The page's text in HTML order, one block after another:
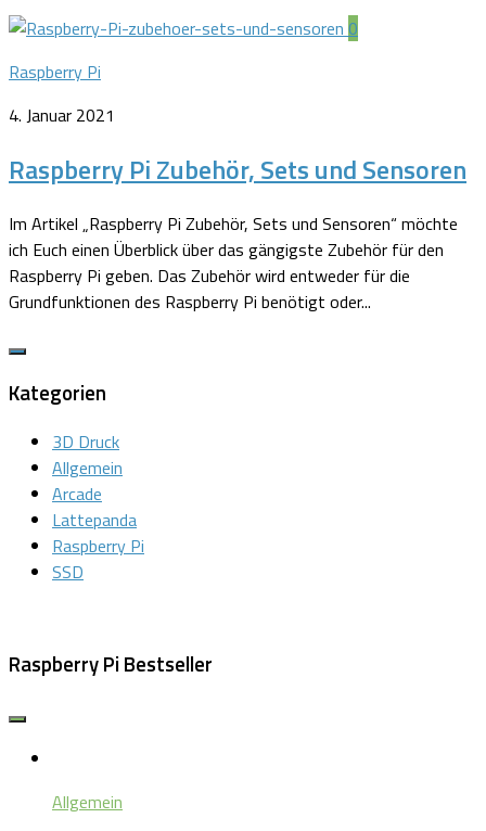
0
Raspberry Pi
4. Januar 2021
Raspberry Pi Zubehör, Sets und Sensoren
Im Artikel „Raspberry Pi Zubehör, Sets und Sensoren“ möchte
ich Euch einen Überblick über das gängigste Zubehör für den
Raspberry Pi geben. Das Zubehör wird entweder für die
Grundfunktionen des Raspberry Pi benötigt oder...
Kategorien
3D Druck
Allgemein
Arcade
Lattepanda
Raspberry Pi
SSD
Raspberry Pi Bestseller
Allgemein